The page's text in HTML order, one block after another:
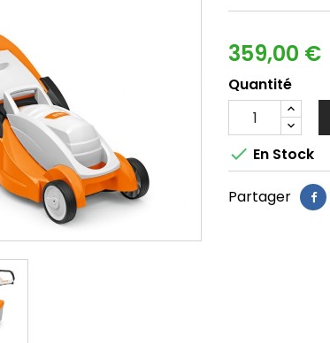
359,00 €
Quantité
 En Stock
Partager